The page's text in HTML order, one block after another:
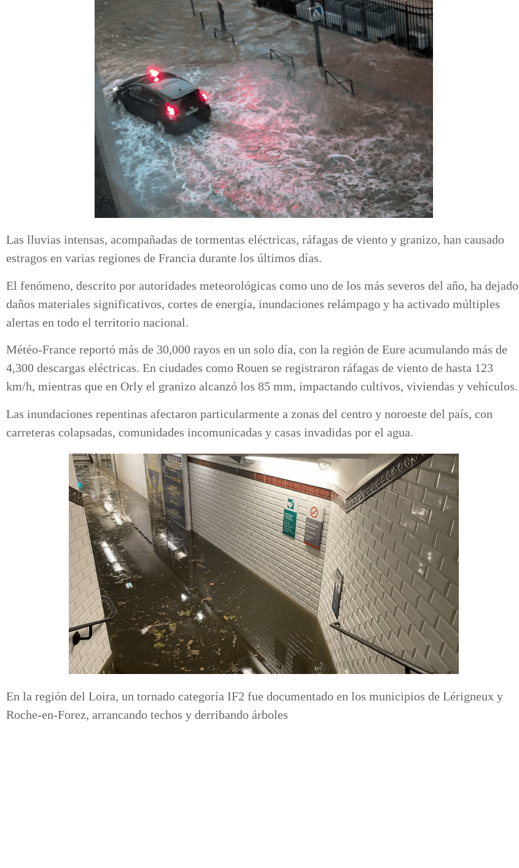
Las lluvias intensas, acompañadas de tormentas eléctricas, ráfagas de viento y granizo, han causado
estragos en varias regiones de Francia durante los últimos días.
El fenómeno, descrito por autoridades meteorológicas como uno de los más severos del año, ha dejado
daños materiales significativos, cortes de energía, inundaciones relámpago y ha activado múltiples
alertas en todo el territorio nacional.
Météo-France reportó más de 30,000 rayos en un solo día, con la región de Eure acumulando más de
4,300 descargas eléctricas. En ciudades como Rouen se registraron ráfagas de viento de hasta 123
km/h, mientras que en Orly el granizo alcanzó los 85 mm, impactando cultivos, viviendas y vehículos.
Las inundaciones repentinas afectaron particularmente a zonas del centro y noroeste del país, con
carreteras colapsadas, comunidades incomunicadas y casas invadidas por el agua.
En la región del Loira, un tornado categoría IF2 fue documentado en los municipios de Lérigneux y
Roche-en-Forez, arrancando techos y derribando árboles